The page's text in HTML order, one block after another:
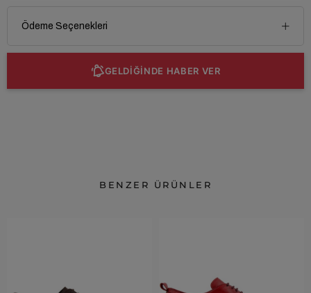
Ödeme Seçenekleri
GELDİĞİNDE HABER VER
BENZER ÜRÜNLER